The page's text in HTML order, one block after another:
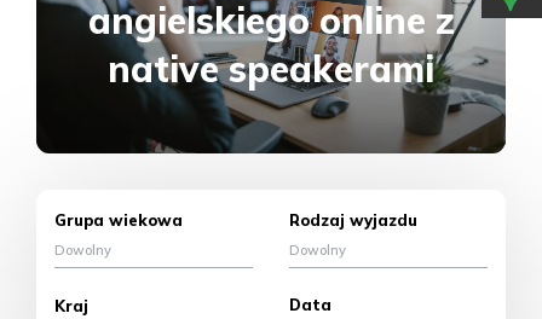
angielskiego online z
native speakerami
Grupa wiekowa
Dowolny
Rodzaj wyjazdu
Dowolny
Kraj Data